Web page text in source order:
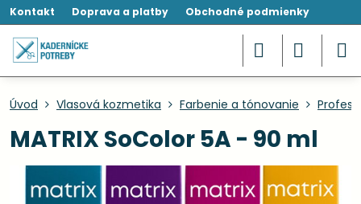
Kontakt Doprava a platby Obchodné podmienky
Úvod Vlasová kozmetika Farbenie a tónovanie
MATRIX SoColor 5A - 90 ml